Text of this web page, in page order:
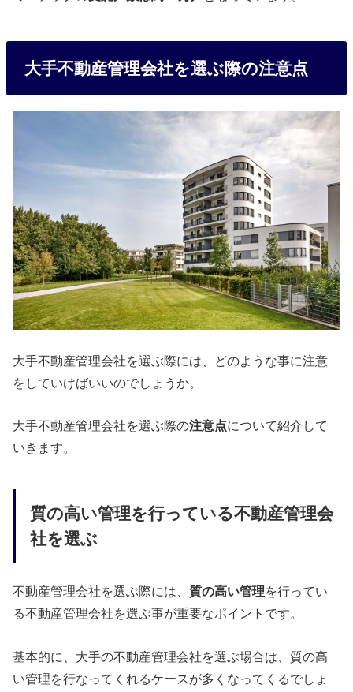
大手不動産管理会社を選ぶ際の注意点
大手不動産管理会社を選ぶ際には、どのような事に注意
をしていけばいいのでしょうか。
大手不動産管理会社を選ぶ際の注意点について紹介して
いきます。
質の高い管理を行っている不動産管理会
社を選ぶ
不動産管理会社を選ぶ際には、質の高い管理を行ってい
る不動産管理会社を選ぶ事が重要なポイントです。
基本的に、大手の不動産管理会社を選ぶ場合は、質の高
い管理を行なってくれるケースが多くなってくるでしょ